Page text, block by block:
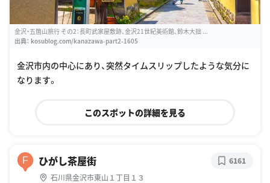
金沢・五箇山旅行 その2：長町武家屋敷跡、金沢21世紀美術館、鈴木大拙 ...
出典： kosublog.com/kanazawa-part2-1605
金沢市内の中心にあり、突然タイムスリップしたような気分に
なります。
このスポットの詳細を見る
F ひがし茶屋街
石川県金沢市東山１丁目１３
6161